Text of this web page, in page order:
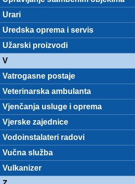
Urari
Uredska oprema i servis
Užarski proizvodi
V
Vatrogasne postaje
Veterinarska ambulanta
Vjenčanja usluge i oprema
Vjerske zajednice
Vodoinstalateri radovi
Vučna služba
Vulkanizer